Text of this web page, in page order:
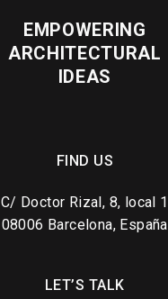
EMPOWERING
ARCHITECTURAL
IDEAS
FIND US
C/ Doctor Rizal, 8, local 1
08006 Barcelona, España
LET’S TALK